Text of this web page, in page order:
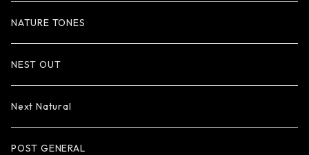
NATURE TONES
NEST OUT
Next Natural
POST GENERAL